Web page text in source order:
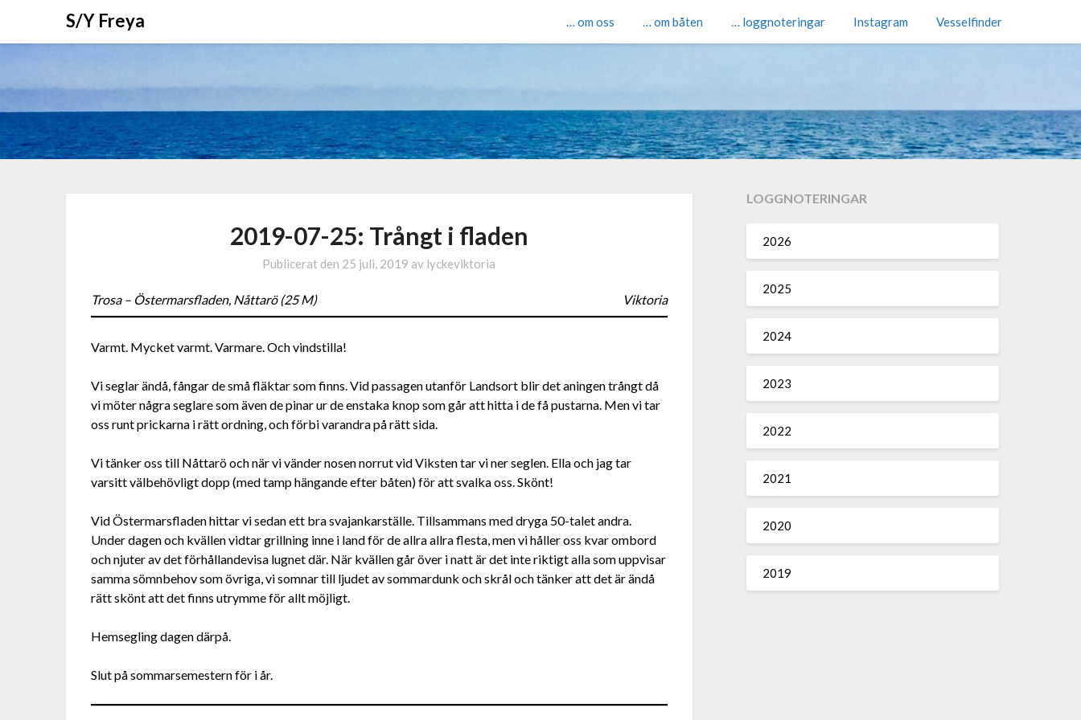
S/Y Freya … om oss … om båten … loggnoteringar Instagram Vesselfinder
2019-07-25: Trångt i fladen
Publicerat den 25 juli, 2019 av lyckeviktoria
Trosa – Östermarsfladen, Nåttarö (25 M) Viktoria
Varmt. Mycket varmt. Varmare. Och vindstilla!
Vi seglar ändå, fångar de små fläktar som finns. Vid passagen utanför Landsort blir det aningen trångt då
vi möter några seglare som även de pinar ur de enstaka knop som går att hitta i de få pustarna. Men vi tar
oss runt prickarna i rätt ordning, och förbi varandra på rätt sida.
Vi tänker oss till Nåttarö och när vi vänder nosen norrut vid Viksten tar vi ner seglen. Ella och jag tar
varsitt välbehövligt dopp (med tamp hängande efter båten) för att svalka oss. Skönt!
Vid Östermarsfladen hittar vi sedan ett bra svajankarställe. Tillsammans med dryga 50-talet andra.
Under dagen och kvällen vidtar grillning inne i land för de allra allra flesta, men vi håller oss kvar ombord
och njuter av det förhållandevisa lugnet där. När kvällen går över i natt är det inte riktigt alla som uppvisar
samma sömnbehov som övriga, vi somnar till ljudet av sommardunk och skrål och tänker att det är ändå
rätt skönt att det finns utrymme för allt möjligt.
Hemsegling dagen därpå.
Slut på sommarsemestern för i år.
LOGGNOTERINGAR
2026
2025
2024
2023
2022
2021
2020
2019